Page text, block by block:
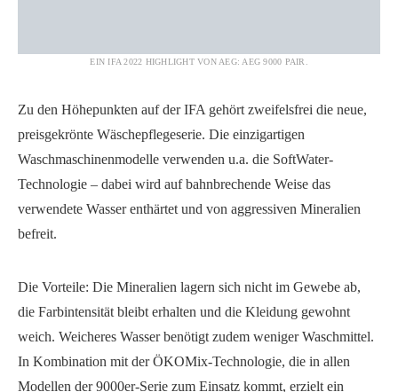
EIN IFA 2022 HIGHLIGHT VON AEG: AEG 9000 PAIR.
Zu den Höhepunkten auf der IFA gehört zweifelsfrei die neue,
preisgekrönte Wäschepflegeserie. Die einzigartigen
Waschmaschinenmodelle verwenden u.a. die SoftWater-
Technologie – dabei wird auf bahnbrechende Weise das
verwendete Wasser enthärtet und von aggressiven Mineralien
befreit.
Die Vorteile: Die Mineralien lagern sich nicht im Gewebe ab,
die Farbintensität bleibt erhalten und die Kleidung gewohnt
weich. Weicheres Wasser benötigt zudem weniger Waschmittel.
In Kombination mit der ÖKOMix-Technologie, die in allen
Modellen der 9000er-Serie zum Einsatz kommt, erzielt ein